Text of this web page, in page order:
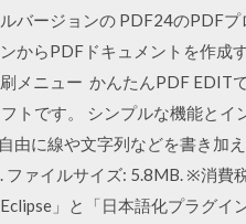
バージョンの PDF24のPDF
からPDFドキュメントを作成
メニュー かんたんPDF EDIT
トです。 シンプルな機能と
由に線や文字列などを書き加
ファイルサイズ: 5.8MB. ※消
」と「日本語化プラグイ